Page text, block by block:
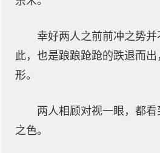
幸好两人之前前冲之势
此，也是踉踉跄跄的跌退而
形。
两人相顾对视一眼，都
之色。